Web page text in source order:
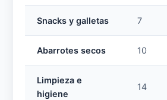
Snacks y galletas 7
Abarrotes secos 10
Limpieza e
higiene
14